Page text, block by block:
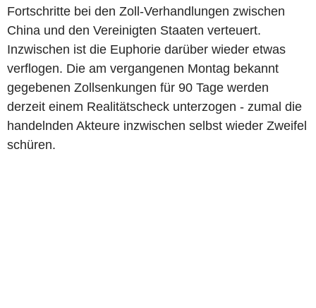
Fortschritte bei den Zoll-Verhandlungen zwischen
China und den Vereinigten Staaten verteuert.
Inzwischen ist die Euphorie darüber wieder etwas
verflogen. Die am vergangenen Montag bekannt
gegebenen Zollsenkungen für 90 Tage werden
derzeit einem Realitätscheck unterzogen - zumal die
handelnden Akteure inzwischen selbst wieder Zweifel
schüren.